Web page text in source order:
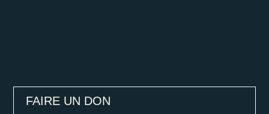
FAIRE UN DON